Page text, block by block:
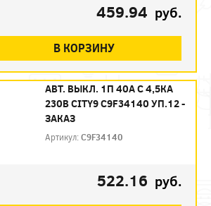
459.94 руб.
В КОРЗИНУ
АВТ. ВЫКЛ. 1П 40А С 4,5КА
230В CITY9 C9F34140 УП.12 -
ЗАКАЗ
Артикул:C9F34140
522.16 руб.